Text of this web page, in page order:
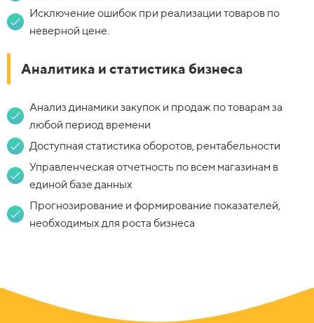
Исключение ошибок при реализации товаров по
неверной цене.
Аналитика и статистика бизнеса
Анализ динамики закупок и продаж по товарам за
любой период времени
Доступная статистика оборотов, рентабельности
Управленческая отчетность по всем магазинам в
единой базе данных
Прогнозирование и формирование показателей,
необходимых для роста бизнеса